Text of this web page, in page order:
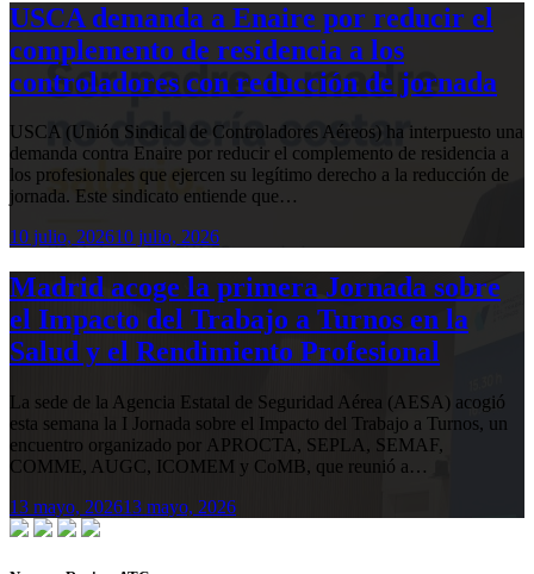
USCA demanda a Enaire por reducir el
complemento de residencia a los
controladores con reducción de jornada
USCA (Unión Sindical de Controladores Aéreos) ha interpuesto una
demanda contra Enaire por reducir el complemento de residencia a
los profesionales que ejercen su legítimo derecho a la reducción de
jornada. Este sindicato entiende que…
10 julio, 202610 julio, 2026
Madrid acoge la primera Jornada sobre
el Impacto del Trabajo a Turnos en la
Salud y el Rendimiento Profesional
La sede de la Agencia Estatal de Seguridad Aérea (AESA) acogió
esta semana la I Jornada sobre el Impacto del Trabajo a Turnos, un
encuentro organizado por APROCTA, SEPLA, SEMAF,
COMME, AUGC, ICOMEM y CoMB, que reunió a…
13 mayo, 202613 mayo, 2026